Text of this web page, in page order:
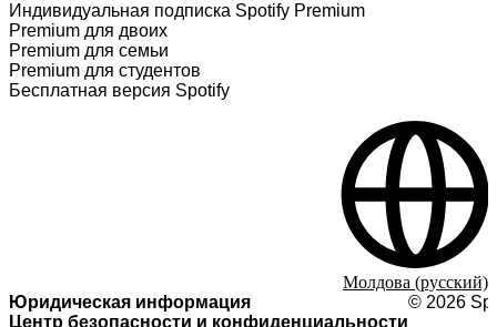
Индивидуальная подписка Spotify Premium
Premium для двоих
Premium для семьи
Premium для студентов
Бесплатная версия Spotify
Юридическая информация
Центр безопасности и конфиденциальности
© 2026
Молдова (русский)